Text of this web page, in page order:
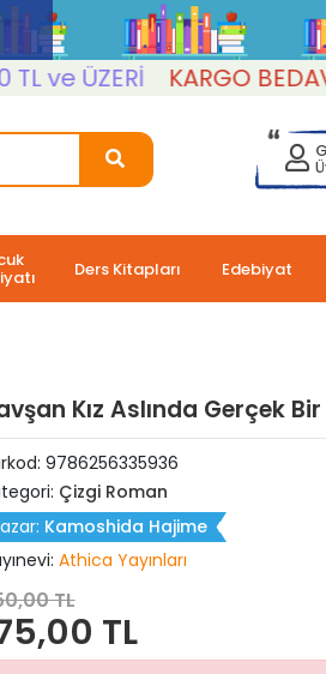
ÜZERİ KARGO BEDAVA
Ders Kitapları Edebiyat
Kız Aslında Gerçek
9786256335936
Çizgi Roman
Kamoshida Hajime
Athica Yayınları
TL
TL